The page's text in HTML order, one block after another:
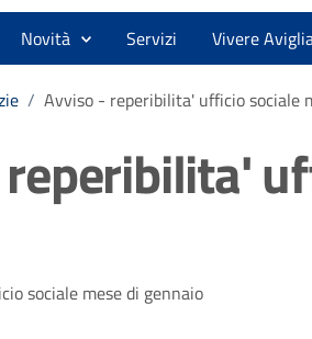
Novità Servizi Vivere
/ Avviso - reperibilita' ufficio sociale
notizia
sociale mese di gennaio